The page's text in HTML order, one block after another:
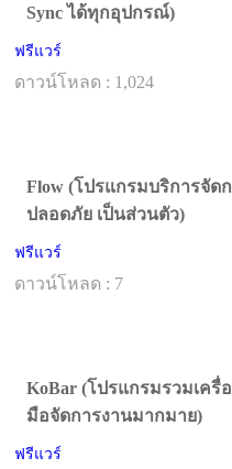
Sync ได้ทุกอุปกรณ์)
ฟรีแวร์
ดาวน์โหลด : 1,024
Flow (โปรแกรมบริการจัด
ปลอดภัย เป็นส่วนตัว)
ฟรีแวร์
ดาวน์โหลด : 7
KoBar (โปรแกรมรวมเครื่
มือจัดการงานมากมาย)
ฟรีแวร์